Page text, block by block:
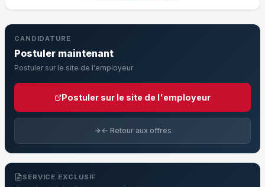
CANDIDATURE
Postuler maintenant
Postuler sur le site de l'employeur
Postuler sur le site de l'employeur
← Retour aux offres
SERVICE EXCLUSIF